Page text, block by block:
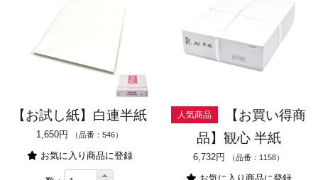
【お試し紙】白連半紙
1,650円 （品番：546）
お気に入り商品に登録
人気商品
【お買い得商
品】観心 半紙
6,732円 （品番：1158）